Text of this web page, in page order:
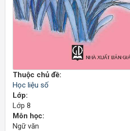
Thuộc chủ đề:
Học liệu số
Lớp:
Lớp 8
Môn học:
Ngữ văn